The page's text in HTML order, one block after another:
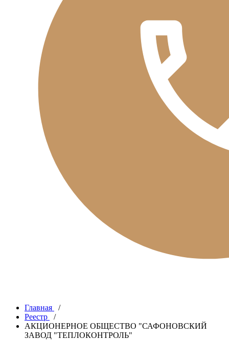
Главная
/
Реестр
/
АКЦИОНЕРНОЕ ОБЩЕСТВО "САФОНОВСКИЙ
ЗАВОД "ТЕПЛОКОНТРОЛЬ"